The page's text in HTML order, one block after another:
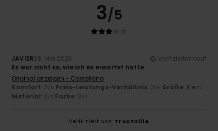
3/5
JAVIER28. Mai 2026
Verifizierter Kauf
Es war nicht so, wie ich es erwartet hatte
Original anzeigen - Castellano
Komfort: 3/5 Preis-Leistungs-Verhältnis: 3/5 Größe: Klein
Material: 3 /5 Farbe: 3/5
Verifiziert von TrustVille